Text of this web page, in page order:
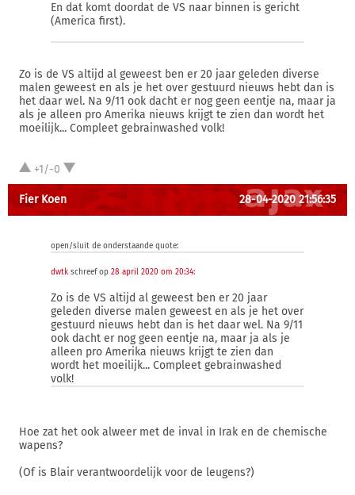
En dat komt doordat de VS naar binnen is gericht
(America first).
Zo is de VS altijd al geweest ben er 20 jaar geleden diverse
malen geweest en als je het over gestuurd nieuws hebt dan is
het daar wel. Na 9/11 ook dacht er nog geen eentje na, maar ja
als je alleen pro Amerika nieuws krijgt te zien dan wordt het
moeilijk... Compleet gebrainwashed volk!
+1/-0
Fier Koen 28-04-2020 21:56:35
open/sluit de onderstaande quote:
dwtk schreef op 28 april 2020 om 20:34:
Zo is de VS altijd al geweest ben er 20 jaar
geleden diverse malen geweest en als je het over
gestuurd nieuws hebt dan is het daar wel. Na 9/11
ook dacht er nog geen eentje na, maar ja als je
alleen pro Amerika nieuws krijgt te zien dan
wordt het moeilijk... Compleet gebrainwashed
volk!
Hoe zat het ook alweer met de inval in Irak en de chemische
wapens?
(Of is Blair verantwoordelijk voor de leugens?)